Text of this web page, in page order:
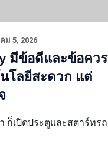
ม 5, 2026
มีข้อดีและข้อควร
นโลยีสะดวก แต่
ก็เปิดประตูและสตาร์ทรถ